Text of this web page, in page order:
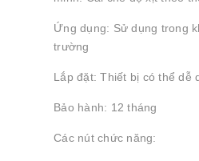
Ứng dụng: Sử dụng trong
trường
Lắp đặt: Thiết bị có thể dễ
Bảo hành: 12 tháng
Các nút chức năng: